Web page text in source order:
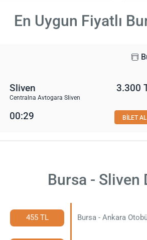
En Uygun Fiyatlı
Sliven
Centralna Avtogara Sliven
3.300
00:29 BİLET AL
Bursa - Sliven
455 TL Bursa - Ankara